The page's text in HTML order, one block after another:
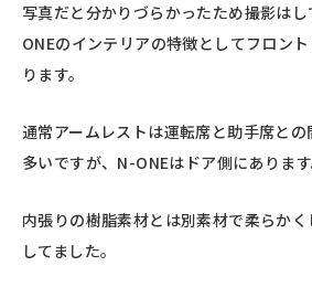
写真だと分かりづらかったため撮影は
ONEのインテリアの特徴としてフロン
ります。
通常アームレストは運転席と助手席と
多いですが、N-ONEはドア側にあります
内張りの樹脂素材とは別素材で柔らか
してました。